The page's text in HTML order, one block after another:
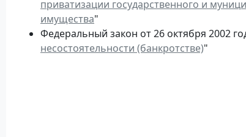
приватизации государственного и
имущества"
Федеральный закон от 26 октября 2002
несостоятельности (банкротстве)"